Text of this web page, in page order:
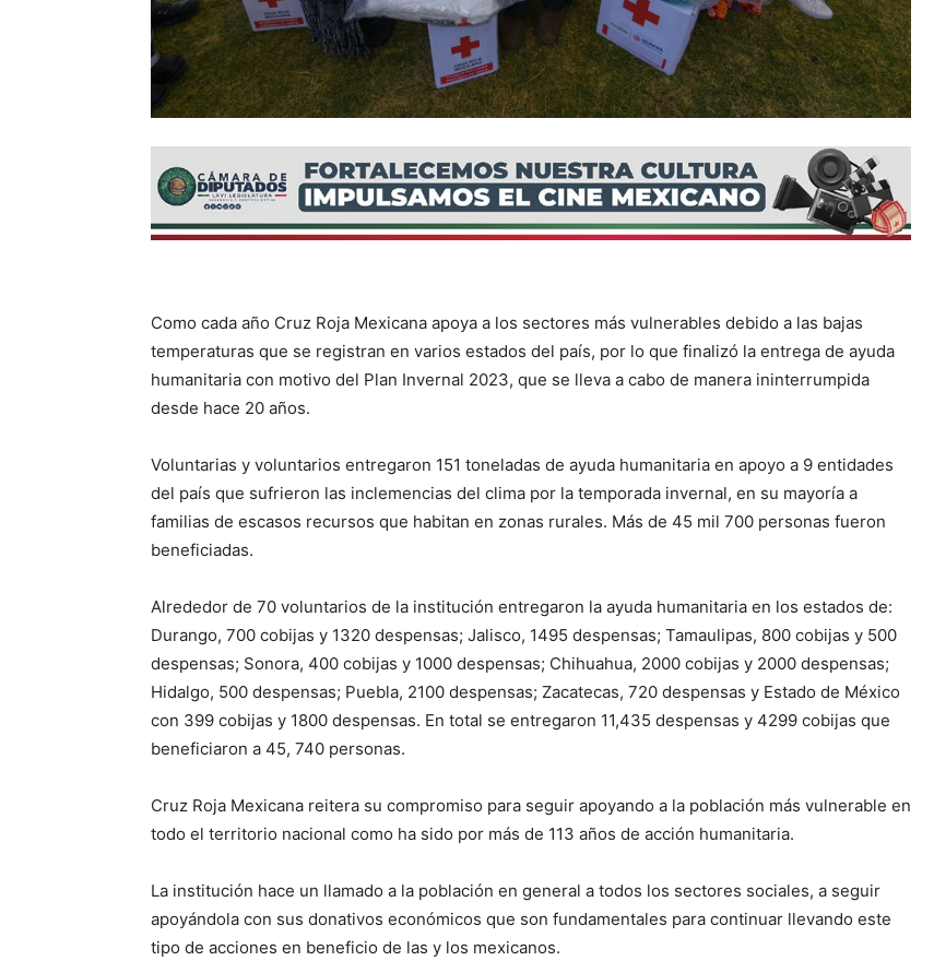
Como cada año Cruz Roja Mexicana apoya a los sectores más vulnerables debido a las bajas
temperaturas que se registran en varios estados del país, por lo que finalizó la entrega de ayuda
humanitaria con motivo del Plan Invernal 2023, que se lleva a cabo de manera ininterrumpida
desde hace 20 años.
Voluntarias y voluntarios entregaron 151 toneladas de ayuda humanitaria en apoyo a 9 entidades
del país que sufrieron las inclemencias del clima por la temporada invernal, en su mayoría a
familias de escasos recursos que habitan en zonas rurales. Más de 45 mil 700 personas fueron
beneficiadas.
Alrededor de 70 voluntarios de la institución entregaron la ayuda humanitaria en los estados de:
Durango, 700 cobijas y 1320 despensas; Jalisco, 1495 despensas; Tamaulipas, 800 cobijas y 500
despensas; Sonora, 400 cobijas y 1000 despensas; Chihuahua, 2000 cobijas y 2000 despensas;
Hidalgo, 500 despensas; Puebla, 2100 despensas; Zacatecas, 720 despensas y Estado de México
con 399 cobijas y 1800 despensas. En total se entregaron 11,435 despensas y 4299 cobijas que
beneficiaron a 45, 740 personas.
Cruz Roja Mexicana reitera su compromiso para seguir apoyando a la población más vulnerable en
todo el territorio nacional como ha sido por más de 113 años de acción humanitaria.
La institución hace un llamado a la población en general a todos los sectores sociales, a seguir
apoyándola con sus donativos económicos que son fundamentales para continuar llevando este
tipo de acciones en beneficio de las y los mexicanos.